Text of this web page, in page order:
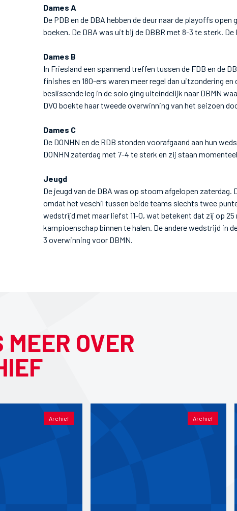
Dames A
De PDB en de DBA hebben de deur naar de playoffs
boeken. De DBA was uit bij de DBBR met 8-3 te sterk.
Dames B
In Friesland een spannend treffen tussen de FDB en de
finishes en 180-ers waren meer regel dan uitzondering
beslissende leg in de solo ging uiteindelijk naar DBMN
DVO boekte haar tweede overwinning van het seizoen
Dames C
De DONHN en de RDB stonden voorafgaand aan hun
DONHN zaterdag met 7-4 te sterk en zij staan
Jeugd
De jeugd van de DBA was op stoom afgelopen
omdat het veschil tussen beide teams slechts twee
wedstrijd met maar liefst 11-0, wat betekent dat zij op
kampioenschap binnen te halen. De andere wedstrijd in
3 overwinning voor DBMN.
MEER OVER
Archief Archief